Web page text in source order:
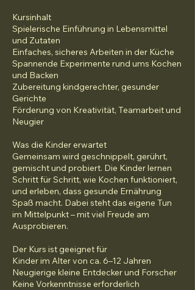
Kursinhalt
Spielerische Einführung in Lebensmittel
und Zutaten
Einfaches, sicheres Arbeiten in der Küche
Spannende Experimente rund ums Kochen
und Backen
Zubereitung kindgerechter, gesunder
Gerichte
Förderung von Kreativität, Teamarbeit und
Neugier
Was die Kinder erwartet
Gemeinsam wird geschnippelt, gerührt,
gemischt und probiert. Die Kinder lernen
Schritt für Schritt, wie Kochen funktioniert,
und erleben, dass gesunde Ernährung
Spaß macht. Dabei steht das eigene Tun
im Mittelpunkt – mit viel Freude am
Ausprobieren.
Der Kurs ist geeignet für
Kinder im Alter von ca. 6–12 Jahren
Neugierige kleine Entdecker und Forscher
Keine Vorkenntnisse erforderlich